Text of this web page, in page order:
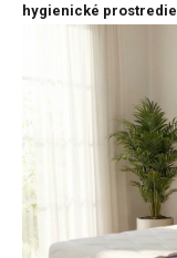
hygienické prostredie